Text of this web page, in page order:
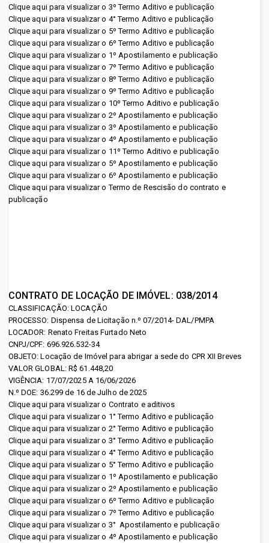
Clique aqui para visualizar o 3º Termo Aditivo e publicação
Clique aqui para visualizar o 4° Termo Aditivo e publicação
Clique aqui para visualizar o 5º Termo Aditivo e publicação
Clique aqui para visualizar o 6º Termo Aditivo e publicação
Clique aqui para visualizar o 1º Apostilamento e publicação
Clique aqui para visualizar o 7º Termo Aditivo e publicação
Clique aqui para visualizar o 8º Termo Aditivo e publicação
Clique aqui para visualizar o 9º Termo Aditivo e publicação
Clique aqui para visualizar o 10º Termo Aditivo e publicação
Clique aqui para visualizar o 2º Apostilamento e publicação
Clique aqui para visualizar o 3º Apostilamento e publicação
Clique aqui para visualizar o 4º Apostilamento e publicação
Clique aqui para visualizar o 11º Termo Aditivo e publicação
Clique aqui para visualizar o 5º Apostilamento e publicação
Clique aqui para visualizar o 6º Apostilamento e publicação
Clique aqui para visualizar o Termo de Rescisão do contrato e
publicação
CONTRATO DE LOCAÇÃO DE IMÓVEL: 038/2014
CLASSIFICAÇÃO: LOCAÇÃO
PROCESSO: Dispensa de Licitação n.º 07/2014- DAL/PMPA
LOCADOR: Renato Freitas Furtado Neto
CNPJ/CPF: 696.926.532-34
OBJETO: Locação de Imóvel para abrigar a sede do CPR XII Breves
VALOR GLOBAL: R$ 61.448,20
VIGÊNCIA: 17/07/2025 A 16/06/2026
N.º DOE: 36.299 de 16 de Julho de 2025
Clique aqui para visualizar o Contrato e aditivos
Clique aqui para visualizar o 1° Termo Aditivo e publicação
Clique aqui para visualizar o 2° Termo Aditivo e publicação
Clique aqui para visualizar o 3° Termo Aditivo e publicação
Clique aqui para visualizar o 4° Termo Aditivo e publicação
Clique aqui para visualizar o 5° Termo Aditivo e publicação
Clique aqui para visualizar o 1º Apostilamento e publicação
Clique aqui para visualizar o 2º Apostilamento e publicação
Clique aqui para visualizar o 6º Termo Aditivo e publicação
Clique aqui para visualizar o 7º Termo Aditivo e publicação
Clique aqui para visualizar o 3° Apostilamento e publicação
Clique aqui para visualizar o 4º Apostilamentoe publicação
Fundação Pro
Paz (PROPAZ)
Fundação Santa Casa de
Misericórdia do
Gabinete do
Governador (GABGOV)
Hospital de Clínicas Gaspar
Vianna (HC)
Hospital Metropolitano de
Urgência e
Emergência (HMUE)
Hospital Ophir Loyola (HOL)
Hospital Público Estadual
Galileu (HPEG)
Hospital Regional Abelardo
Santos (HRAS)
Hospital Regional da
Transamazônica
(Altamira) (HRT)
Cosit
Defensoria Pública
Infocentros
Navega Pará
Pac no Pará
Pnage
Procuradoria Geral
Transparência Pará